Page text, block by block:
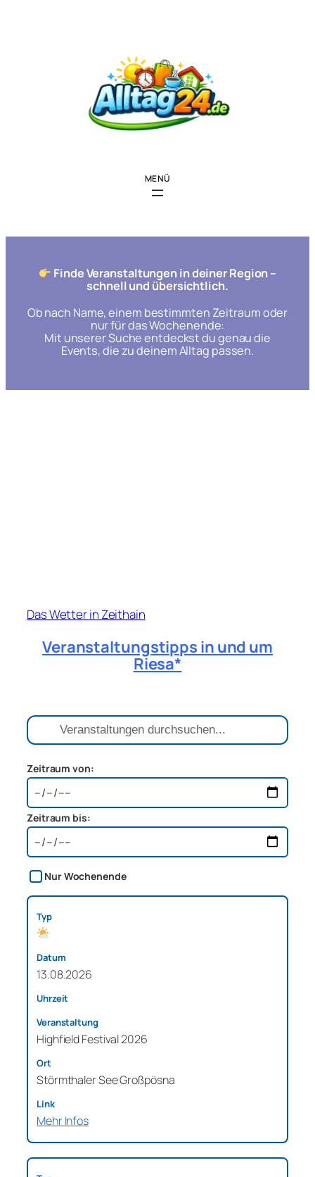
Finde Veranstaltungen in deiner Region –
schnell und übersichtlich.
Ob nach Name, einem bestimmten Zeitraum oder
nur für das Wochenende:
Mit unserer Suche entdeckst du genau die
Events, die zu deinem Alltag passen.
Das Wetter in Zeithain
Veranstaltungstipps in und um
Riesa*
Zeitraum von:
Zeitraum bis:
Nur Wochenende
13.08.2026
Highfield Festival 2026
Störmthaler See Großpösna
Mehr Infos